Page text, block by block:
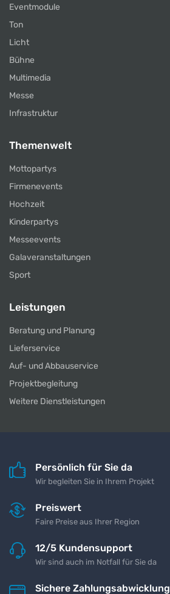
Eventmodule
Ton
Licht
Bühne
Multimedia
Messe
Infrastruktur
Themenwelt
Mottopartys
Firmenevents
Hochzeit
Kinderpartys
Messeevents
Galaveranstaltungen
Sport
Leistungen
Beratung und Planung
Lieferservice
Auf- und Abbauservice
Projektbegleitung
Weitere Dienstleistungen
Persönlich für Sie da
Wir begleiten Sie in Ihrem Projekt
Preiswert
Faire Preise aus Ihrer Region
12/5 Kundensupport
Wir sind auch im Notfall für Sie da
Sichere Zahlungsabwicklung